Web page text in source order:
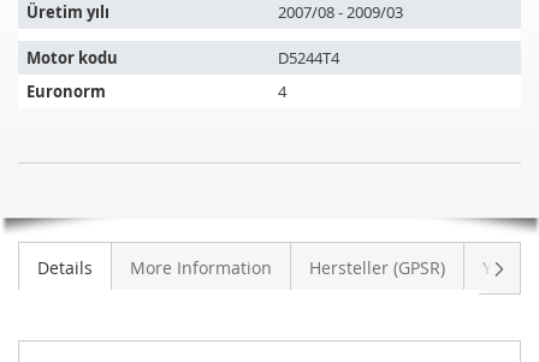
Üretim yılı
2007/08 - 2009/03
Motor kodu
D5244T4
Euronorm
4
filtresi
VOLVO
V70
DEĞIL
Details More Information Hersteller (GPSR)